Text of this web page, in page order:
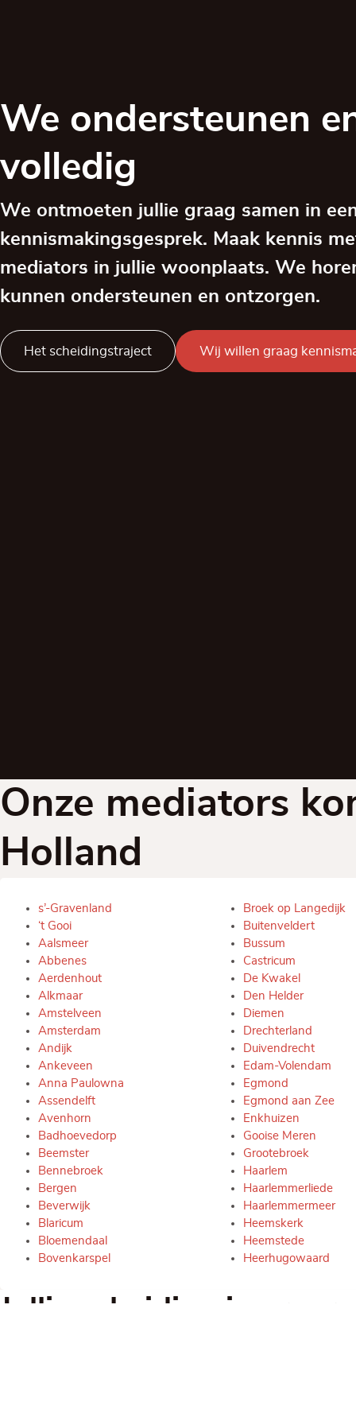
We ondersteunen
volledig
We ontmoeten jullie graag samen in
kennismakingsgesprek. Maak kennis
mediators in jullie woonplaats. We
kunnen ondersteunen en ontzorgen.
Het scheidingstraject Wij willen graag
Onze mediators
Holland
s’-Gravenland
‘t Gooi
Aalsmeer
Abbenes
Aerdenhout
Alkmaar
Amstelveen
Amsterdam
Andijk
Ankeveen
Anna Paulowna
Assendelft
Avenhorn
Badhoevedorp
Beemster
Bennebroek
Bergen
Beverwijk
Blaricum
Bloemendaal
Bovenkarspel
Broek op Langedijk
Buitenveldert
Bussum
Castricum
De Kwakel
Den Helder
Diemen
Drechterland
Duivendrecht
Edam-Volendam
Egmond
Egmond aan Zee
Enkhuizen
Gooise Meren
Grootebroek
Haarlem
Haarlemmerliede
Haarlemmermeer
Heemskerk
Heemstede
Heerhugowaard
Jullie scheiding in